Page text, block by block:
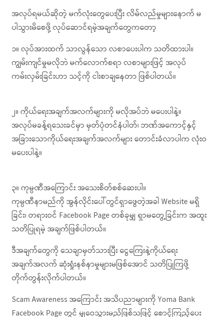
အလုပ်ရမယ်ဆိုတဲ့ မက်လုံးတွေပေးပြီး လိမ်လည်မှုများနောက် မ
ပါသွားမိစေဖို့ လုပ်ဆောင်ရမဲ့အချက်တွေကတော့
၁။ လုပ်အားထက် သာလွန်သော လစာပေးပါက သတိထားပါ။
ကျွမ်းကျင်မှုမလိုဘဲ မက်လောက်စရာ လစာများဖြင့် အလုပ်
ကမ်းလှမ်းခြင်းဟာ သင့်ကို ငါးစာချနေတာ ဖြစ်ပါတယ်။
၂။ ကိုယ်ရေးအချက်အလက်များကို မလိုအပ်ဘဲ မပေးပါနဲ့။
အလုပ်မခန့်ရသေးခင်မှာ မှတ်ပုံတင်နံပါတ်၊ ဘဏ်အကောင့်နှင့်
အခြားသောကိုယ်ရေးအချက်အလက်များ တောင်းခံလာပါက လုံးဝ
မပေးပါနဲ့။
၃။ ကုမ္ပဏီအကြောင်း အသေးစိတ်စစ်ဆေးပါ။
ကုမ္ပဏီနာမည်ကို အွန်လိုင်းပေါ်တွင်ရှာဖွေတဲ့အခါ Website မရှိ
ခြင်း၊ တရားဝင် Facebook Page တစ်ခုမျှ ရှာမတွေ့ခြင်းက အထူး
သတိပြုရမဲ့ အချက်ဖြစ်ပါတယ်။
ဒီအချက်တွေကို သေချာမှတ်သားပြီး ငွေကြေးနဲ့ကိုယ်ရေး
အချက်အလက် ဆုံးရှုံးနစ်နာမှုများမဖြစ်အောင် သတိပြုကြဖို့
တိုက်တွန်းလိုက်ပါတယ်။
Scam Awareness အကြောင်း အသိပညာများကို Yoma Bank
Facebook Page တွင် မျှဝေသွားမည်ဖြစ်သဖြင့် စောင့်ကြည့်ပေး